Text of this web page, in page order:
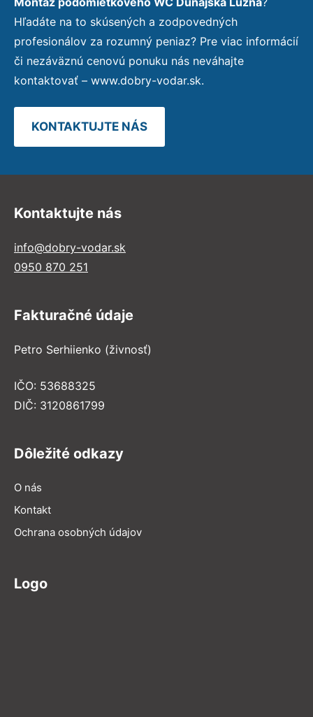
Hľadáte na to skúsených a zodpovedných
profesionálov za rozumný peniaz? Pre viac informácií
či nezáväznú cenovú ponuku nás neváhajte
kontaktovať – www.dobry-vodar.sk.
KONTAKTUJTE NÁS
Kontaktujte nás
info@dobry-vodar.sk
0950 870 251
Fakturačné údaje
Petro Serhiienko (živnosť)
IČO: 53688325
DIČ: 3120861799
Dôležité odkazy
O nás
Kontakt
Ochrana osobných údajov
Logo